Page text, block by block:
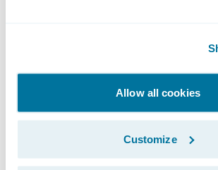
Allow all cookies
Customize
International durch die
Guidewire Global Commercial
Eine umfassende Integration
Reporting- und
Systeme zu erreichen;